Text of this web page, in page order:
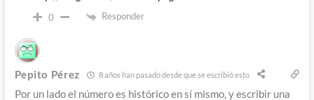
0 Responder
Pepito Pérez 8 años han pasado desde que se escribió esto
Por un lado el número es histórico en sí mismo, y escribir una